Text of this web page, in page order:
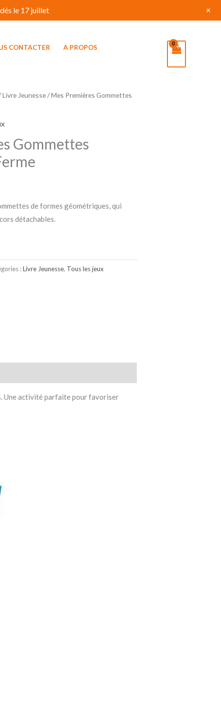
CONTACTER
A PROPOS
Livre Jeunesse/ Mes Premières Gommettes
Gommettes
de formes géométriques, qui
détachables.
:Livre Jeunesse, Tous les jeux
Une activité parfaite pour favoriser
le 17 juillet +